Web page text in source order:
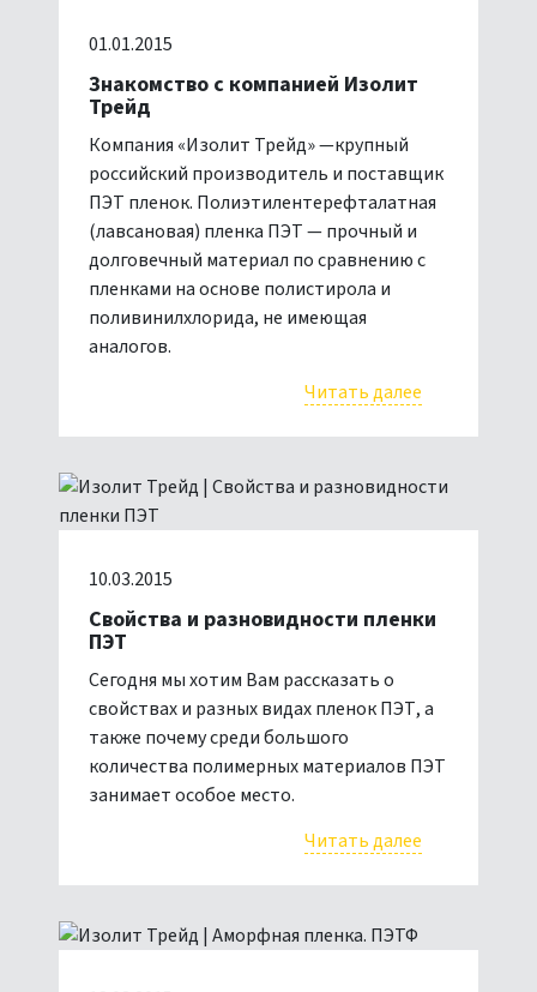
01.01.2015
Знакомство с компанией Изолит
Трейд
Компания «Изолит Трейд» —крупный
российский производитель и поставщик
ПЭТ пленок. Полиэтилентерефталатная
(лавсановая) пленка ПЭТ — прочный и
долговечный материал по сравнению с
пленками на основе полистирола и
поливинилхлорида, не имеющая
аналогов.
Читать далее
10.03.2015
Свойства и разновидности пленки
ПЭТ
Сегодня мы хотим Вам рассказать о
свойствах и разных видах пленок ПЭТ, а
также почему среди большого
количества полимерных материалов ПЭТ
занимает особое место.
Читать далее